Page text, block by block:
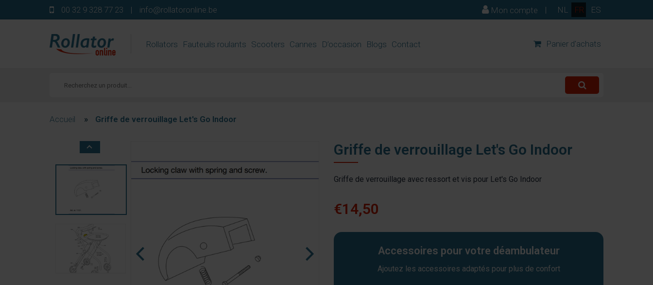
00 32 9 328 77 23 | info@rollatoronline.be NL FR ES
Mon compte |
Rollators Fauteuils roulants Scooters Cannes D’occasion Blogs Contact Panier d'achats
Accueil » Griffe de verrouillage Let's Go Indoor
Griffe de verrouillage Let's Go Indoor
Griffe de verrouillage avec ressort et vis pour Let's Go Indoor
€14,50
Accessoires pour votre déambulateur
Ajoutez les accessoires adaptés pour plus de confort